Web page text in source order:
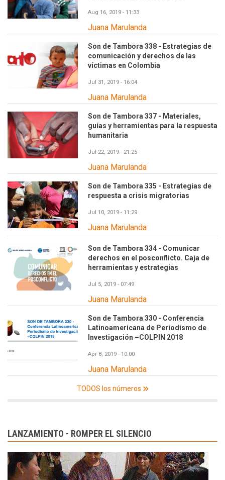
Aug 16, 2019 - 11:33
Juana Marulanda
Son de Tambora 338 - Estrategias de
comunicación y derechos de las
víctimas en Colombia
Jul 31, 2019 - 16:04
Juana Marulanda
Son de Tambora 337 - Materiales,
guías y herramientas para la respuesta
humanitaria
Jul 22, 2019 - 21:25
Juana Marulanda
Son de Tambora 335 - Estrategias de
respuesta a crisis migratorias
Jul 10, 2019 - 11:29
Juana Marulanda
Son de Tambora 334 - Comunicar
derechos en el posconflicto. Caja de
herramientas y estrategias
Jul 5, 2019 - 07:49
Juana Marulanda
Son de Tambora 330 - Conferencia
Latinoamericana de Periodismo de
Investigación –COLPIN 2018
Apr 8, 2019 - 10:00
Juana Marulanda
TODOS los números
LANZAMIENTO - ROMPER EL SILENCIO